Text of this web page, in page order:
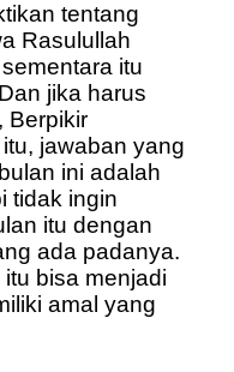
tentang
Rasulullah
itu
jika harus
Berpikir
jawaban yang
ini adalah
tidak ingin
itu dengan
ada padanya.
bisa menjadi
amal yang